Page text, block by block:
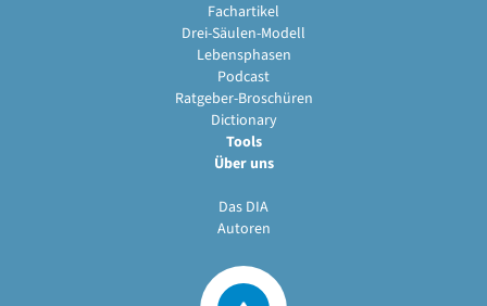
Fachartikel
Drei-Säulen-Modell
Lebensphasen
Podcast
Ratgeber-Broschüren
Dictionary
Tools
Über uns
Das DIA
Autoren